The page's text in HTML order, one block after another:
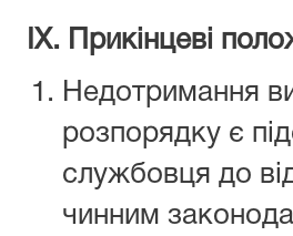
ІХ. Прикінцеві
Недотримання
розпорядку є
службовця до
чинним